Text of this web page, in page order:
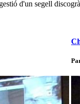
d'un segell